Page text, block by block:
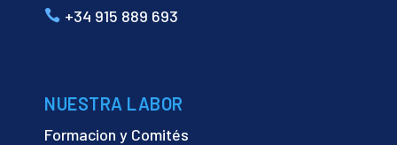
+34 915 889 693
NUESTRA LABOR
Formacion y Comités